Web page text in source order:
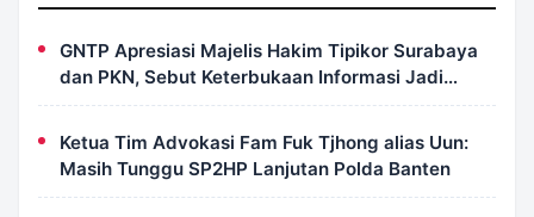
GNTP Apresiasi Majelis Hakim Tipikor Surabaya
dan PKN, Sebut Keterbukaan Informasi Jadi
Instrumen Pengawasan Korupsi
Ketua Tim Advokasi Fam Fuk Tjhong alias Uun:
Masih Tunggu SP2HP Lanjutan Polda Banten